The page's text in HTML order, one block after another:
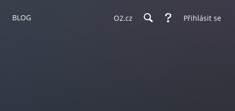
BLOG O2.cz Přihlásit se